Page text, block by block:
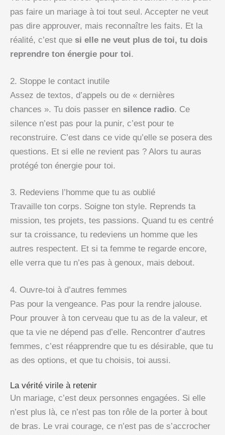
pas faire un mariage à toi tout seul. Accepter ne veut
pas dire approuver, mais reconnaître les faits. Et la
réalité, c’est que si elle ne veut plus de toi, tu dois
reprendre ton énergie pour toi.
2. Stoppe le contact inutile
Assez de textos, d’appels ou de « dernières
chances ». Tu dois passer en silence radio. Ce
silence n’est pas pour la punir, c’est pour te
reconstruire. C’est dans ce vide qu’elle se posera des
questions. Et si elle ne revient pas ? Alors tu auras
protégé ton énergie pour toi.
3. Redeviens l’homme que tu as oublié
Travaille ton corps. Soigne ton style. Reprends ta
mission, tes projets, tes passions. Quand tu es centré
sur ta croissance, tu redeviens un homme que les
autres respectent. Et si ta femme te regarde encore,
elle verra que tu n’es pas à genoux, mais debout.
4. Ouvre-toi à d’autres femmes
Pas pour la vengeance. Pas pour la rendre jalouse.
Pour prouver à ton cerveau que tu as de la valeur, et
que ta vie ne dépend pas d’elle. Rencontrer d’autres
femmes, c’est réapprendre que tu es désirable, que tu
as des options, et que tu choisis, toi aussi.
La vérité virile à retenir
Un mariage, c’est deux personnes engagées. Si elle
n’est plus là, ce n’est pas ton rôle de la porter à bout
de bras. Le vrai courage, ce n’est pas de s’accrocher